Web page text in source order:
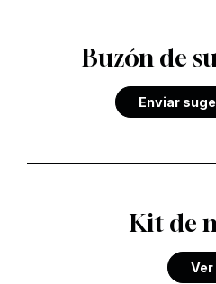
Buzón de
Enviar
Kit de
Ver